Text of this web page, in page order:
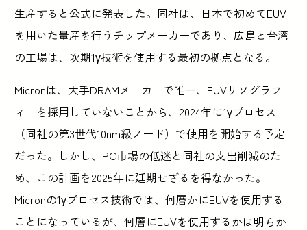
生産すると公式に発表した。同社は、日本で初めてEUV
を用いた量産を行うチップメーカーであり、広島と台湾
の工場は、次期1γ技術を使用する最初の拠点となる。
Micronは、大手DRAMメーカーで唯一、EUVリソグラフ
ィーを採用していないことから、2024年に1γプロセス
（同社の第3世代10nm級ノード）で使用を開始する予定
だった。しかし、PC市場の低迷と同社の支出削減のた
め、この計画を2025年に延期せざるを得なかった。
Micronの1γプロセス技術では、何層かにEUVを使用する
ことになっているが、何層にEUVを使用するかは明らか